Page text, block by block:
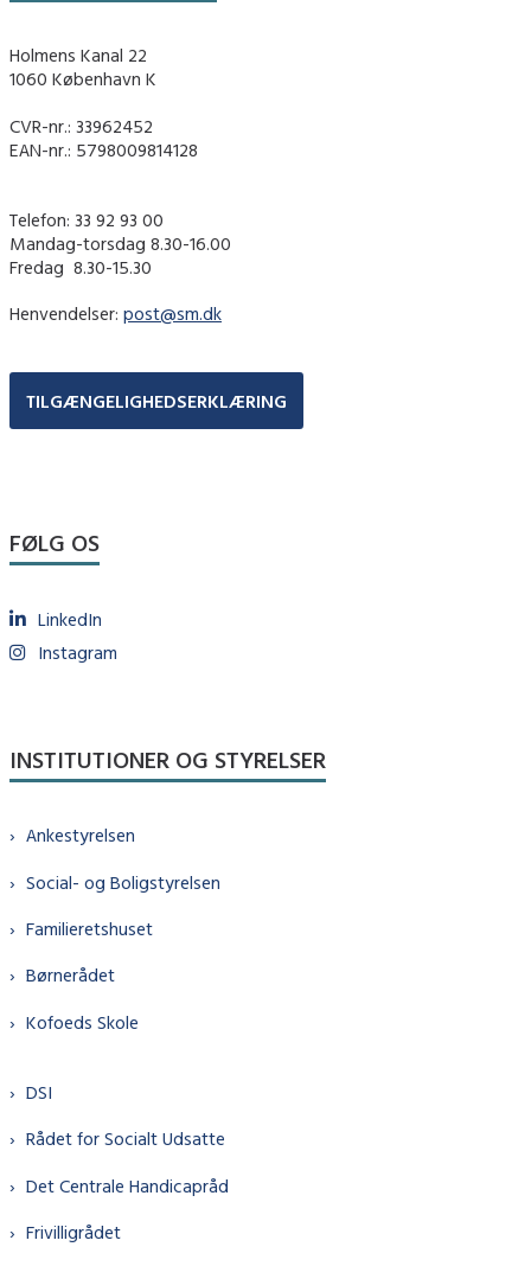
Holmens Kanal 22
1060 København K
CVR-nr.: 33962452
EAN-nr.: 5798009814128
Telefon: 33 92 93 00
Mandag-torsdag 8.30-16.00
Fredag ​ 8.30-15.30
Henvendelser: post@sm.dk
TILGÆNGELIGHEDSERKLÆRING
FØLG OS
LinkedIn
Instagram
INSTITUTIONER OG STYRELSER
Ankestyrelsen
Social- og Boligstyrelsen
Familieretshuset
Børnerådet
Kofoeds Skole
DSI
Rådet for Socialt Udsatte
Det Centrale Handicapråd
Frivilligrådet